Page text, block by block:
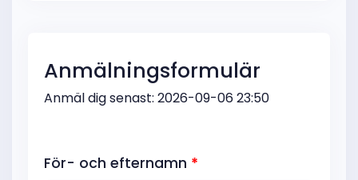
Anmälningsformulär
Anmäl dig senast: 2026-09-06 23:50
För- och efternamn *